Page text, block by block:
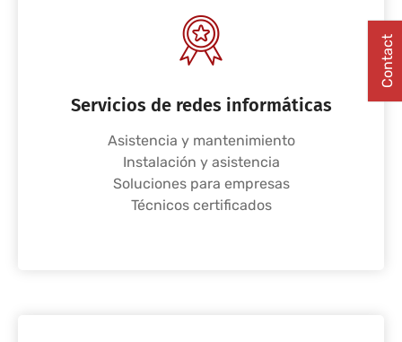
Servicios de redes informáticas
Asistencia y mantenimiento
Instalación y asistencia
Soluciones para empresas
Técnicos certificados
Contact